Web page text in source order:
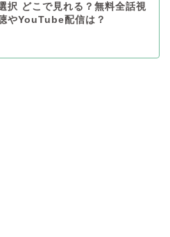
択 どこで見れる？無料全話視
やYouTube配信は？